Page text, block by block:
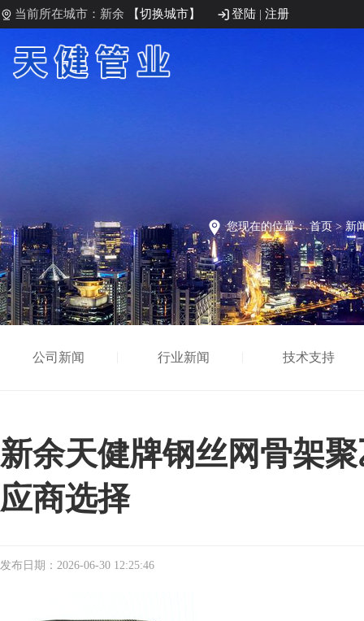
当前所在城市：新余 【切换城市】 登陆 | 注册
您现在的位置：首页>新
公司新闻 行业新闻 技术支持
新余天健牌钢丝网骨架
应商选择
发布日期：2026-06-30 12:25:46